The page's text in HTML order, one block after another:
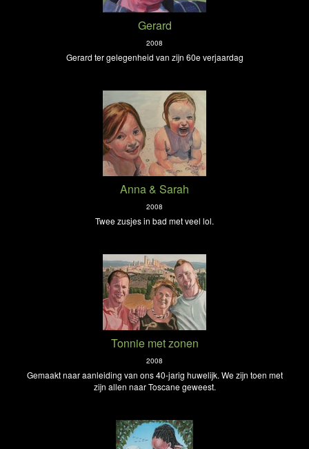
Gerard
2008
Gerard ter gelegenheid van zijn 60e verjaardag
Anna & Sarah
2008
Twee zusjes in bad met veel lol.
Tonnie met zonen
2008
Gemaakt naar aanleiding van ons 40-jarig huwelijk. We zijn toen met
zijn allen naar Toscane geweest.